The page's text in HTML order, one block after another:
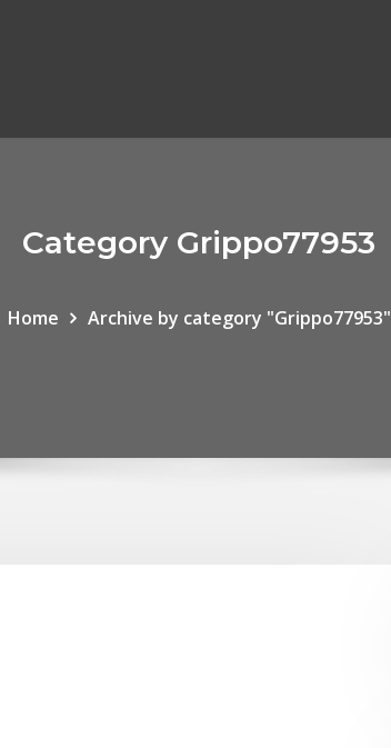
Category Grippo77953
Home Archive by category "Grippo77953"